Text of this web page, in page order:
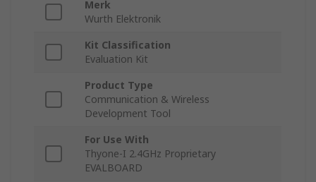
Merk
Wurth Elektronik
Kit Classification
Evaluation Kit
Product Type
Communication & Wireless
Development Tool
For Use With
Thyone-I 2.4GHz Proprietary
EVALBOARD